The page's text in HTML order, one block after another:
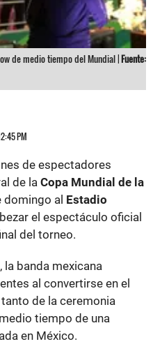
de medio tiempo del Mundial |Fuente:
PM
de espectadores
de la Copa Mundial de la
domingo al Estadio
el espectáculo oficial
del torneo.
la banda mexicana
al convertirse en el
de la ceremonia
tiempo de una
en México.